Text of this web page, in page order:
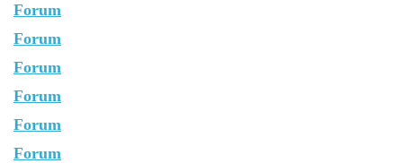
Forum
Forum
Forum
Forum
Forum
Forum